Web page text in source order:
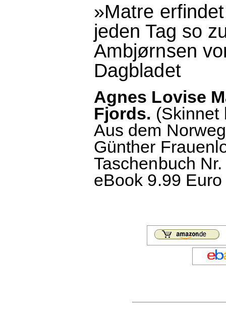
»Matre
jeden Tag so
Ambjørnsen
Dagbladet
Agnes Lovise
Fjords. (Skinnet
Aus dem
Günther
Taschenbuch
eBook 9.99